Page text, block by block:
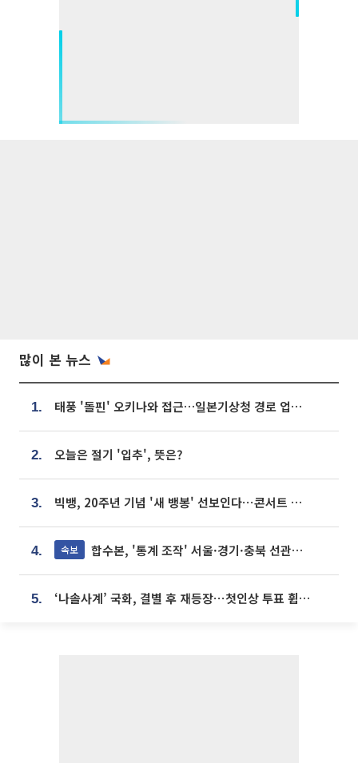
많이 본 뉴스
1. 태풍 '돌핀' 오키나와 접근…일본기상청 경로 업데이트
2. 오늘은 절기 '입추', 뜻은?
3. 빅뱅, 20주년 기념 '새 뱅봉' 선보인다⋯콘서트 앞두고 팝업 개최
4. 속보 합수본, '통계 조작' 서울·경기·충북 선관위 등 추가 압수수색
5. ‘나솔사계’ 국화, 결별 후 재등장⋯첫인상 투표 휩쓸고 ‘인기녀’ 등극